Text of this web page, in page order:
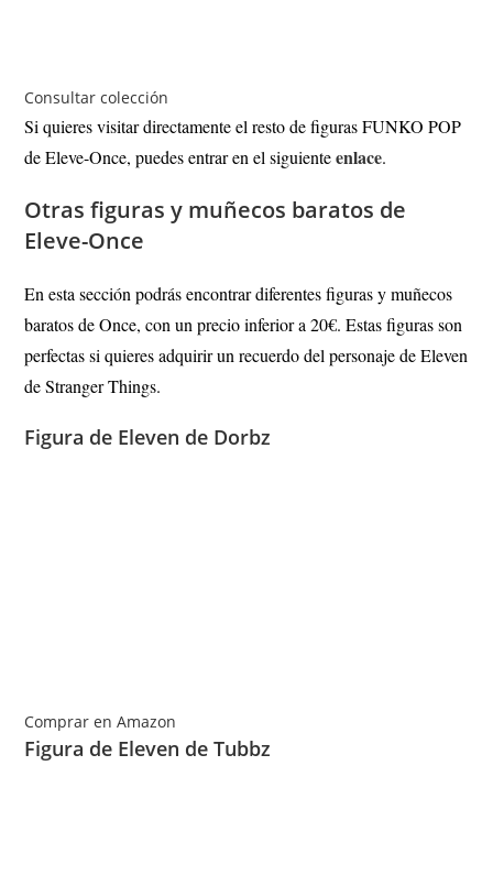
Consultar colección
Si quieres visitar directamente el resto de figuras FUNKO POP
de Eleve-Once, puedes entrar en el siguienteenlace.
Otras figuras y muñecos baratos de
Eleve-Once
En esta sección podrás encontrar diferentes figuras y muñecos
baratos de Once, con un precio inferior a 20€. Estas figuras son
perfectas si quieres adquirir un recuerdo del personaje de Eleven
de Stranger Things.
Figura de Eleven de Dorbz
Comprar en Amazon
Figura de Eleven de Tubbz